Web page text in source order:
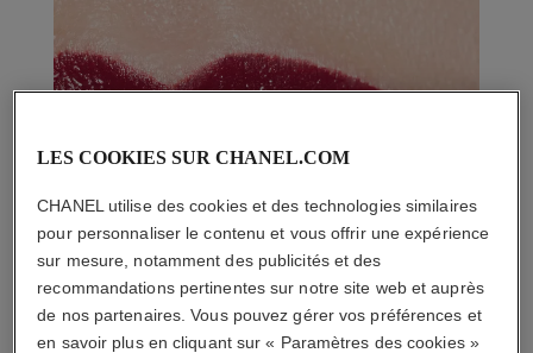
LES COOKIES SUR CHANEL.COM
CHANEL utilise des cookies et des technologies similaires
pour personnaliser le contenu et vous offrir une expérience
sur mesure, notamment des publicités et des
recommandations pertinentes sur notre site web et auprès
de nos partenaires. Vous pouvez gérer vos préférences et
en savoir plus en cliquant sur « Paramètres des cookies »